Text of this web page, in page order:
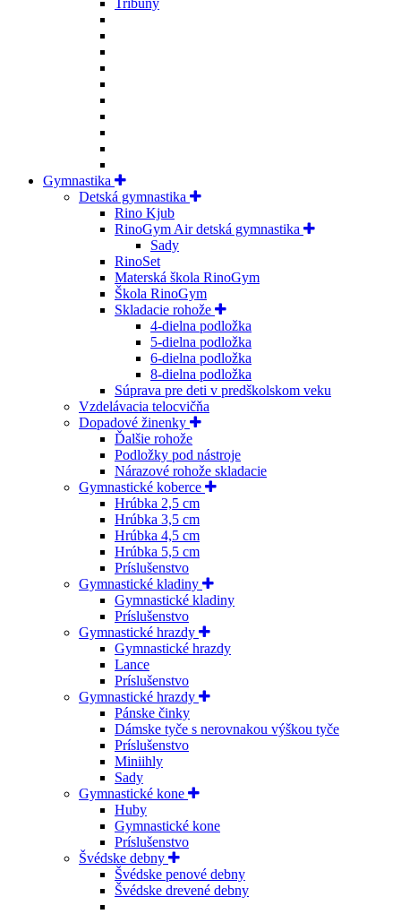
Tribúny
Gymnastika
Detská gymnastika
Rino Kjub
RinoGym Air detská gymnastika
Sady
RinoSet
Materská škola RinoGym
Škola RinoGym
Skladacie rohože
4-dielna podložka
5-dielna podložka
6-dielna podložka
8-dielna podložka
Súprava pre deti v predškolskom veku
Vzdelávacia telocvičňa
Dopadové žinenky
Ďalšie rohože
Podložky pod nástroje
Nárazové rohože skladacie
Gymnastické koberce
Hrúbka 2,5 cm
Hrúbka 3,5 cm
Hrúbka 4,5 cm
Hrúbka 5,5 cm
Príslušenstvo
Gymnastické kladiny
Gymnastické kladiny
Príslušenstvo
Gymnastické hrazdy
Gymnastické hrazdy
Lance
Príslušenstvo
Gymnastické hrazdy
Pánske činky
Dámske tyče s nerovnakou výškou tyče
Príslušenstvo
Miniihly
Sady
Gymnastické kone
Huby
Gymnastické kone
Príslušenstvo
Švédske debny
Švédske penové debny
Švédske drevené debny